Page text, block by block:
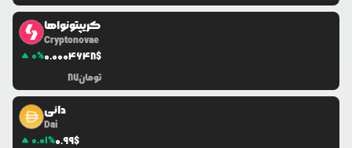
کریپتونواها
Cryptonovae
0%0.0004648$
87تومان
دائی
Dai
0.01%0.99$